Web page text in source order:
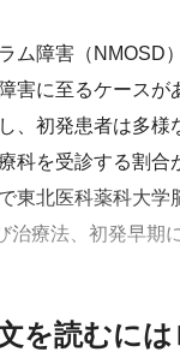
ム障害（NMOSD
害に至るケース
、初発患者は多
科を受診する割合
東北医科薬科大学
治療法、初発早期
を読むに